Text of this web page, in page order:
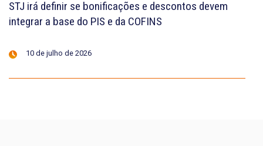
STJ irá definir se bonificações e descontos devem
integrar a base do PIS e da COFINS
10 de julho de 2026